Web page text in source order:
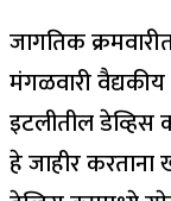
जागतिक
मंगळवारी
इटलीतील
हे जाहीर